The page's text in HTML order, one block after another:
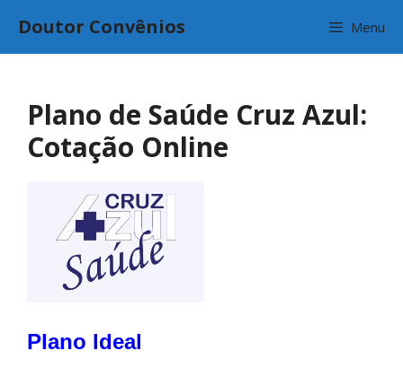
para
o
Doutor Convênios Menu
Plano de Saúde Cruz Azul:
Cotação Online
Plano Ideal